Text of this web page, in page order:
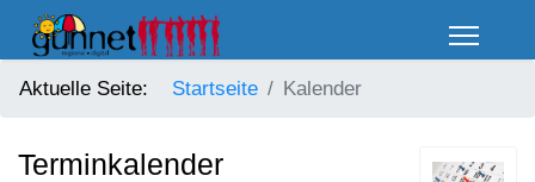
Aktuelle Seite: Startseite Kalender
Terminkalender